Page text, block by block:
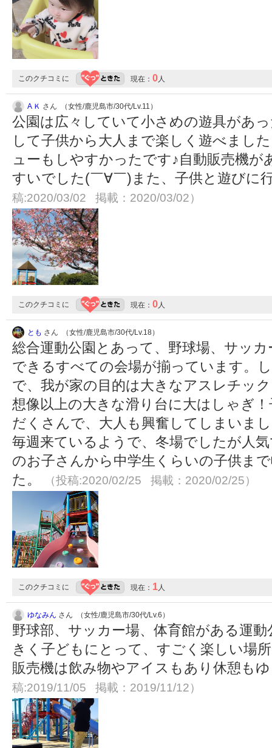
このクチコミに 現在： 0人
A Ｋ さん （女性/鹿児島市/30代/Lv.11）
公園は広々していて小さめの遊具があ
して子供から大人まで楽しく遊べまし
ューもしやすかったです♪自動販売機
すいでした(￣∀￣)また、子供と遊びに
稿:2020/03/02 掲載：2020/03/02）
このクチコミに 現在： 0人
とも さん （女性/鹿児島市/30代/Lv.18）
総合運動公園とあって、野球場、サッ
できるすべての会場が揃っています。
で、我が家の目的は大きなアスレチッ
想像以上の大きな滑り台に大はしゃぎ
だくさんで、大人も興奮してしまいま
毎週来ているようで、冬場でしたが人
のお子さんから中学生くらいの子供ま
た。
（投稿:2020/02/25 掲載：2020/02/25）
このクチコミに 現在： 1人
ゆなみん さん （女性/鹿児島市/30代/Lv.6）
野球部、サッカー場、体育館がある運
きく子どもにとって、すごく楽しい場
販売機は飲み物やアイスもあり休憩も
稿:2019/11/05 掲載：2019/11/12）